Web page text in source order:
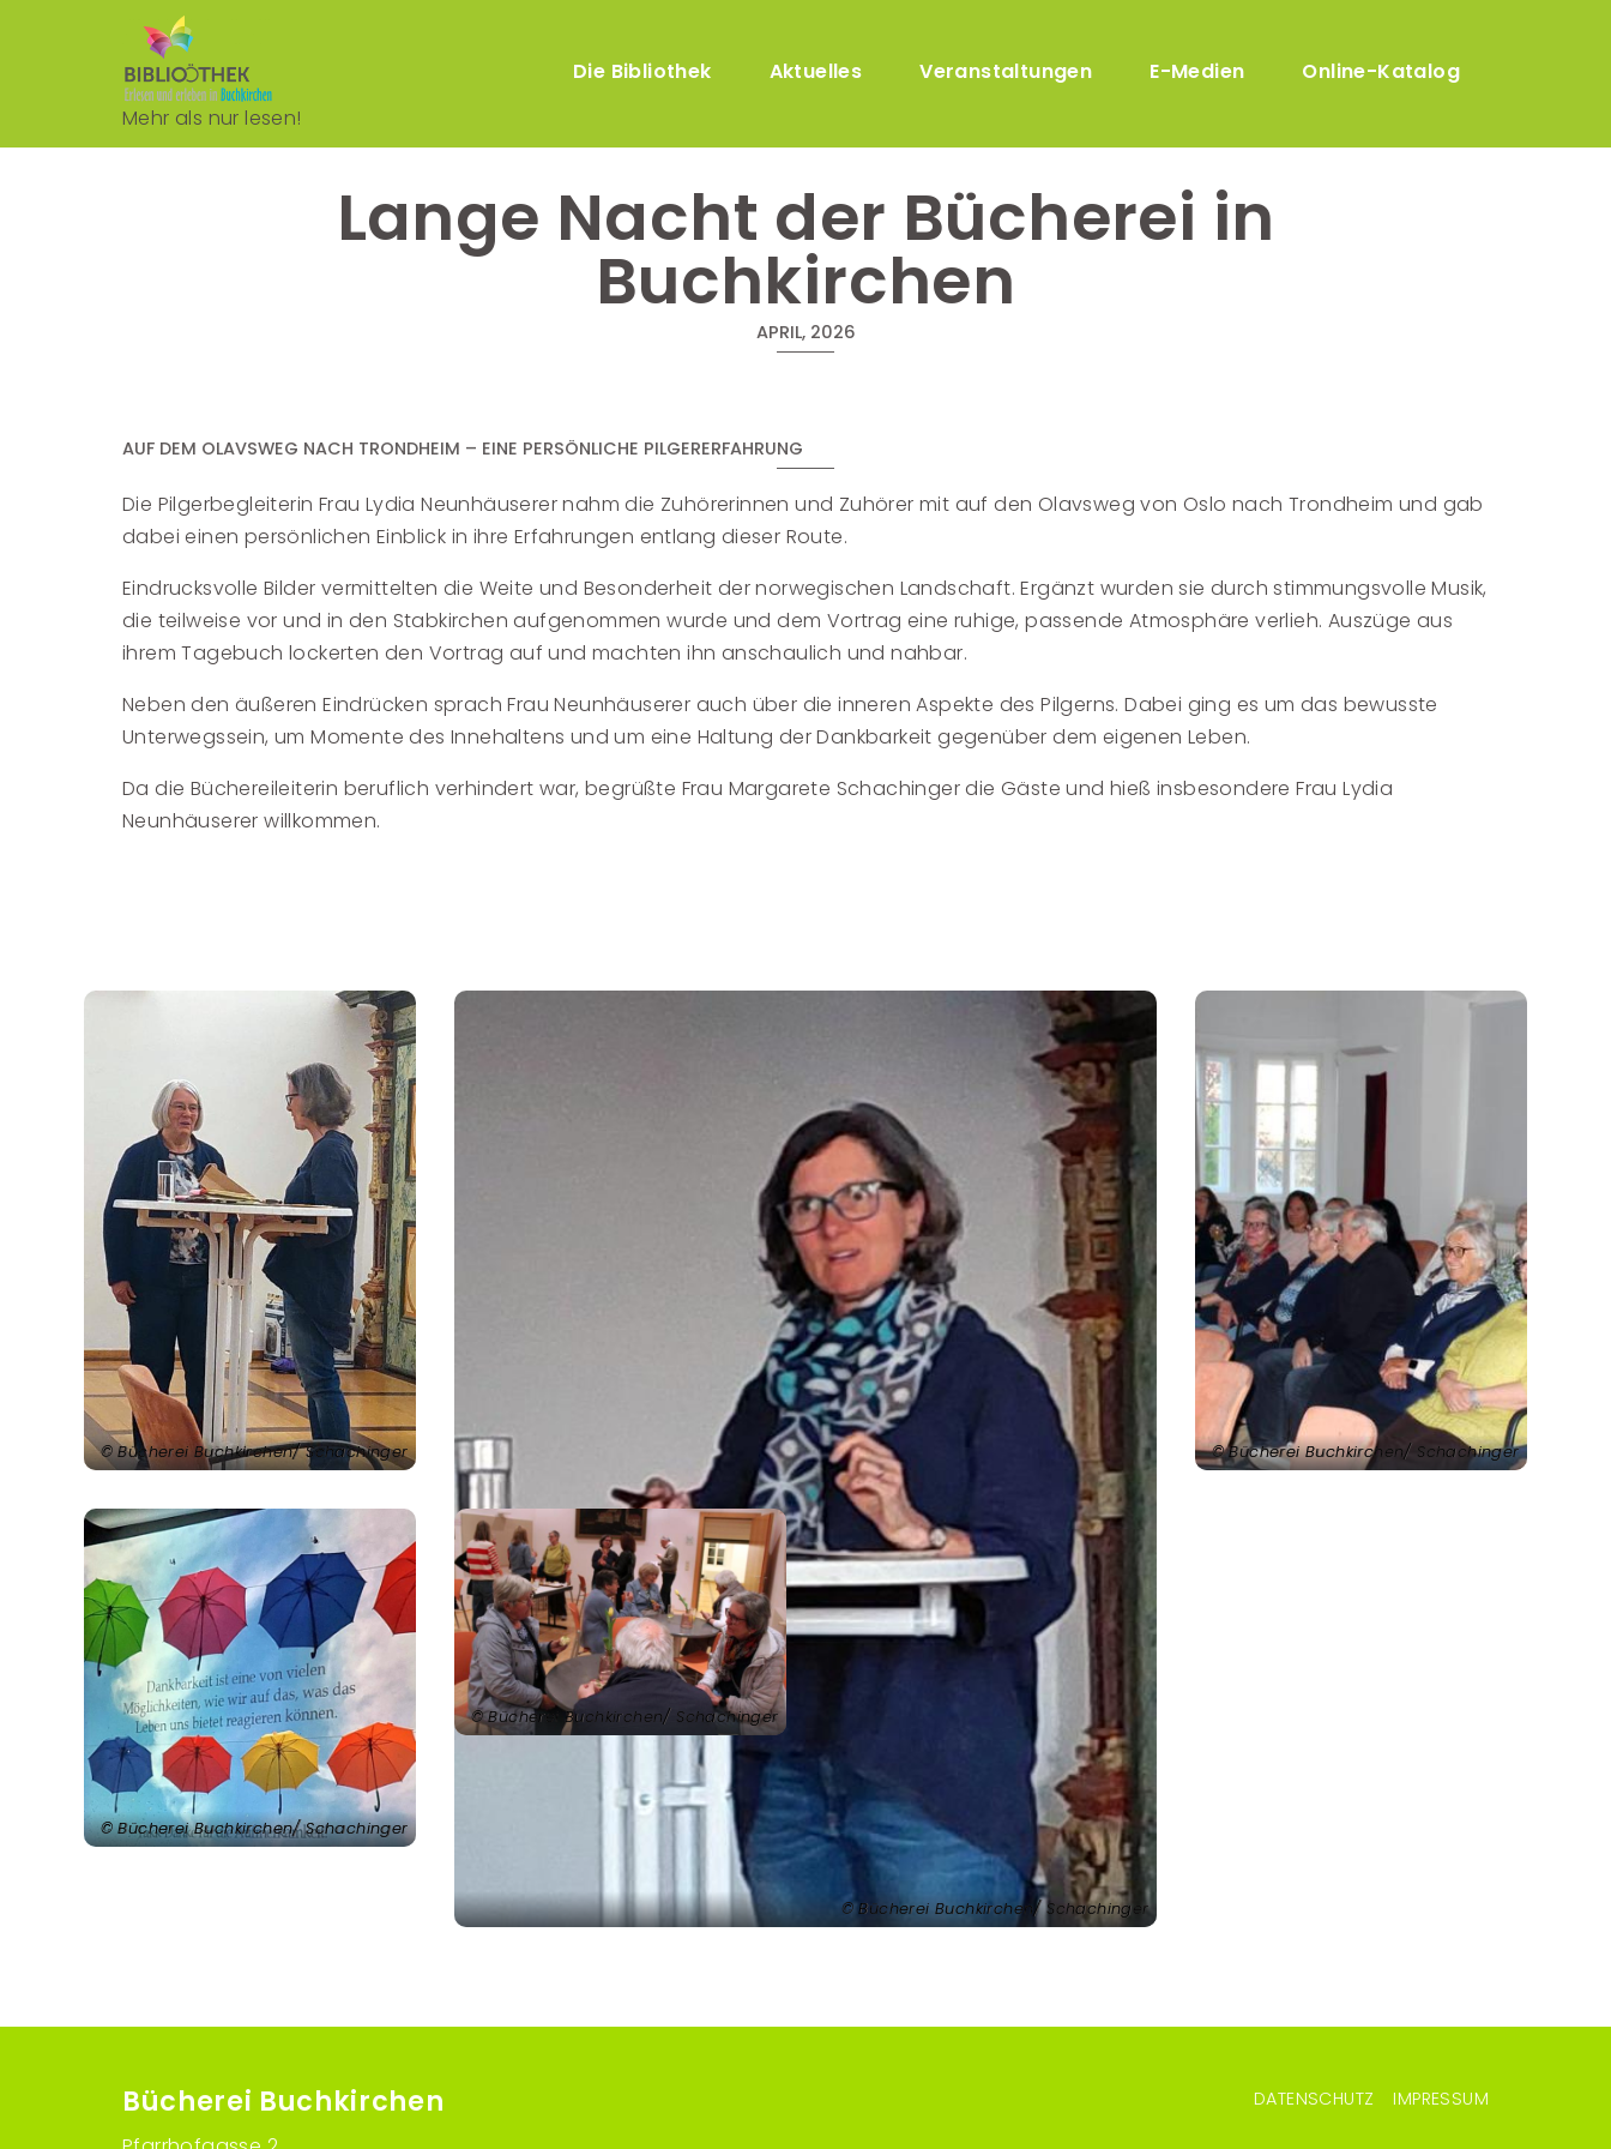
Mehr als nur lesen!
Hauptnavigation
Die Bibliothek Aktuelles Veranstaltungen E-Medien Online-Katalog
Lange Nacht der Bücherei in
Buchkirchen
APRIL, 2026
AUF DEM OLAVSWEG NACH TRONDHEIM – EINE PERSÖNLICHE PILGERERFAHRUNG
Die Pilgerbegleiterin Frau Lydia Neunhäuserer nahm die Zuhörerinnen und Zuhörer mit auf den Olavsweg von Oslo nach Trondheim und gab
dabei einen persönlichen Einblick in ihre Erfahrungen entlang dieser Route.
Eindrucksvolle Bilder vermittelten die Weite und Besonderheit der norwegischen Landschaft. Ergänzt wurden sie durch stimmungsvolle Musik,
die teilweise vor und in den Stabkirchen aufgenommen wurde und dem Vortrag eine ruhige, passende Atmosphäre verlieh. Auszüge aus
ihrem Tagebuch lockerten den Vortrag auf und machten ihn anschaulich und nahbar.
Neben den äußeren Eindrücken sprach Frau Neunhäuserer auch über die inneren Aspekte des Pilgerns. Dabei ging es um das bewusste
Unterwegssein, um Momente des Innehaltens und um eine Haltung der Dankbarkeit gegenüber dem eigenen Leben.
Da die Büchereileiterin beruflich verhindert war, begrüßte Frau Margarete Schachinger die Gäste und hieß insbesondere Frau Lydia
Neunhäuserer willkommen.
Bücherei Buchkirchen/ Schachinger
Bücherei Buchkirchen/ Schachinger
Bücherei Buchkirchen/ Schachinger
Bücherei Buchkirchen/ Schachinger
Bücherei Buchkirchen/ Schachinger
Bücherei Buchkirchen DATENSCHUTZ IMPRESSUM